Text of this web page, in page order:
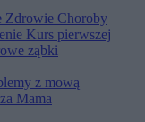
Zdrowie Choroby
Kurs pierwszej
ząbki
z mową
Mama